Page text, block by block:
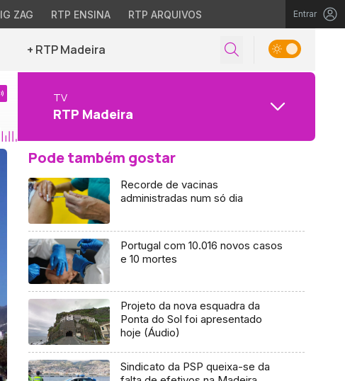
ZAG RTP ENSINA RTP ARQUIVOS Entrar
+ RTP Madeira
TV
RTP Madeira
Pode também gostar
Recorde de vacinas
administradas num só dia
Portugal com 10.016 novos casos
e 10 mortes
Projeto da nova esquadra da
Ponta do Sol foi apresentado
hoje (Áudio)
Sindicato da PSP queixa-se da